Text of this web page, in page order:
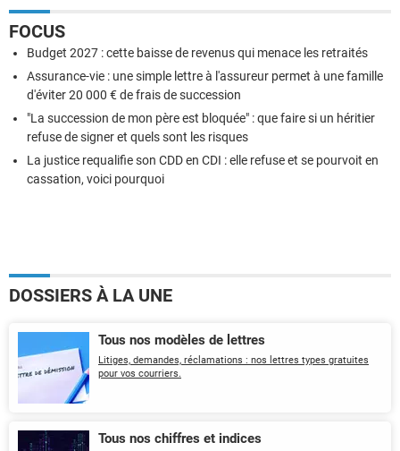
FOCUS
Budget 2027 : cette baisse de revenus qui menace les retraités
Assurance-vie : une simple lettre à l'assureur permet à une famille
d'éviter 20 000 € de frais de succession
"La succession de mon père est bloquée" : que faire si un héritier
refuse de signer et quels sont les risques
La justice requalifie son CDD en CDI : elle refuse et se pourvoit en
cassation, voici pourquoi
DOSSIERS À LA UNE
Tous nos modèles de lettres
Litiges, demandes, réclamations : nos lettres types gratuites
pour vos courriers.
Tous nos chiffres et indices